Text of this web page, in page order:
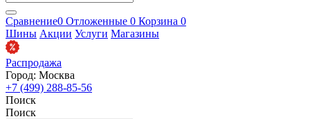
Сравнение0 Отложенные 0 Корзина 0
Шины Акции Услуги Магазины
Распродажа
Город: Москва
+7 (499) 288-85-56
Поиск
Поиск